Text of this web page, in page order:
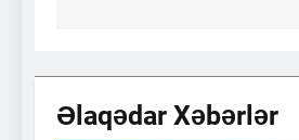
Əlaqədar Xəbərlər